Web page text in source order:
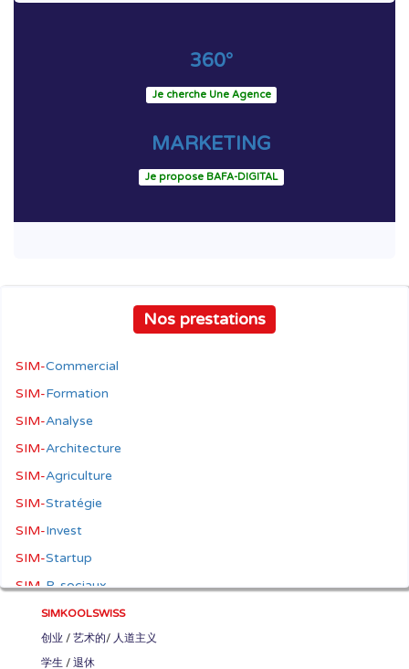
360°
Je cherche Une Agence
MARKETING
Je propose BAFA-DIGITAL
Nos prestations
SIM-Commercial
SIM-Formation
SIM-Analyse
SIM-Architecture
SIM-Agriculture
SIM-Stratégie
SIM-Invest
SIM-Startup
SIM-R-sociaux
SIM-人道主义
SIM-艺术的
SIMKOOLSWISS
创业 / 艺术的/ 人道主义
学生 / 退休